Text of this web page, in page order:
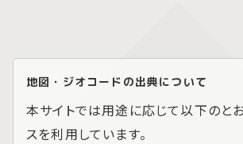
地図・ジオコードの出典について
本サイトでは用途に応じて以下のと
スを利用しています。